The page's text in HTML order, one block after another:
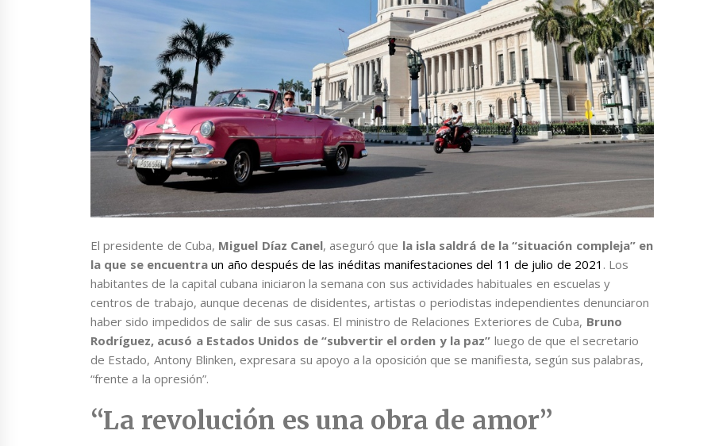
El presidente de Cuba, Miguel Díaz Canel, aseguró que la isla saldrá de la “situación compleja” en
la que se encuentra un año después de las inéditas manifestaciones del 11 de julio de 2021 . Los
habitantes de la capital cubana iniciaron la semana con sus actividades habituales en escuelas y
centros de trabajo, aunque decenas de disidentes, artistas o periodistas independientes denunciaron
haber sido impedidos de salir de sus casas. El ministro de Relaciones Exteriores de Cuba, Bruno
Rodríguez, acusó a Estados Unidos de “subvertir el orden y la paz” luego de que el secretario
de Estado, Antony Blinken, expresara su apoyo a la oposición que se manifiesta, según sus palabras,
“frente a la opresión”.
“La revolución es una obra de amor”